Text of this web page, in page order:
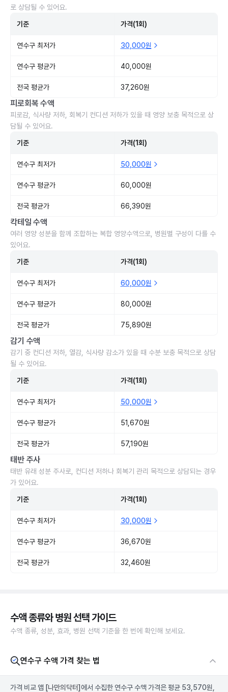
로 상담될 수 있어요.
기준 가격(1회)
연수구 최저가 30,000원
연수구 평균가 40,000원
전국 평균가 37,260원
피로회복 수액
피로감, 식사량 저하, 회복기 컨디션 저하가 있을 때 영양 보충 목적으로 상
담될 수 있어요.
기준 가격(1회)
연수구 최저가 50,000원
연수구 평균가 60,000원
전국 평균가 66,390원
칵테일 수액
여러 영양 성분을 함께 조합하는 복합 영양수액으로, 병원별 구성이 다를 수
있어요.
기준 가격(1회)
연수구 최저가 60,000원
연수구 평균가 80,000원
전국 평균가 75,890원
감기 수액
감기 중 컨디션 저하, 열감, 식사량 감소가 있을 때 수분 보충 목적으로 상담
될 수 있어요.
기준 가격(1회)
연수구 최저가 50,000원
연수구 평균가 51,670원
전국 평균가 57,190원
태반 주사
태반 유래 성분 주사로, 컨디션 저하나 회복기 관리 목적으로 상담되는 경우
가 있어요.
기준 가격(1회)
연수구 최저가 30,000원
연수구 평균가 36,670원
전국 평균가 32,460원
수액 종류와 병원 선택 가이드
수액 종류, 성분, 효과, 병원 선택 기준을 한 번에 확인해 보세요.
연수구 수액 가격 찾는 법
가격 비교 앱 [나만의닥터] 에서 수집한 연수구 수액 가격은 평균 53,570원,